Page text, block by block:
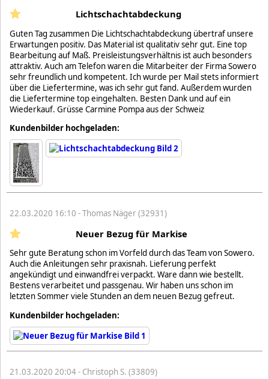
Lichtschachtabdeckung
Guten Tag zusammen Die Lichtschachtabdeckung übertraf unsere
Erwartungen positiv. Das Material ist qualitativ sehr gut. Eine top
Bearbeitung auf Maß. Preisleistungsverhältnis ist auch besonders
attraktiv. Auch am Telefon waren die Mitarbeiter der Firma Sowero
sehr freundlich und kompetent. Ich wurde per Mail stets informiert
über die Liefertermine, was ich sehr gut fand. Außerdem wurden
die Liefertermine top eingehalten. Besten Dank und auf ein
Wiederkauf. Grüsse Carmine Pompa aus der Schweiz
Kundenbilder hochgeladen:
22.03.2020 16:10 - Thomas Näger (32931)
Neuer Bezug für Markise
Sehr gute Beratung schon im Vorfeld durch das Team von Sowero.
Auch die Anleitungen sehr praxisnah. Lieferung perfekt
angekündigt und einwandfrei verpackt. Ware dann wie bestellt.
Bestens verarbeitet und passgenau. Wir haben uns schon im
letzten Sommer viele Stunden an dem neuen Bezug gefreut.
Kundenbilder hochgeladen:
21.03.2020 20:04 - Christoph S. (33809)